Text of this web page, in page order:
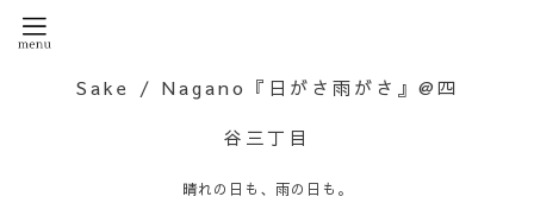
Sake / Nagano『日がさ雨がさ』@四
谷三丁目
晴れの日も、雨の日も。